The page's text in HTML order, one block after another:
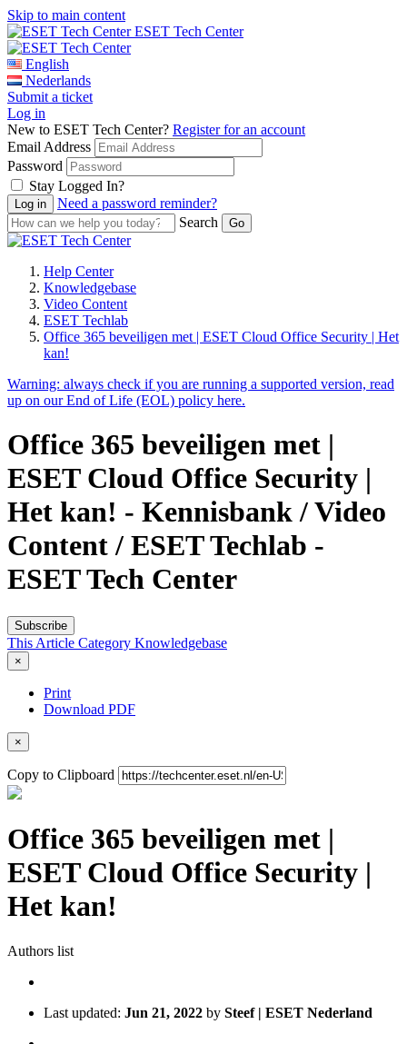
Skip to main content
ESET Tech Center
English
Nederlands
Submit a ticket
Log in
New to ESET Tech Center? Register for an account
Email Address
Password
Stay Logged In?
Need a password reminder?
Search
Help Center
Knowledgebase
Video Content
ESET Techlab
Office 365 beveiligen met | ESET Cloud Office Security | Het
kan!
Warning: always check if you are running a supported version, read
up on our End of Life (EOL) policy here.
Office 365 beveiligen met |
ESET Cloud Office Security |
Het kan! - Kennisbank / Video
Content / ESET Techlab -
ESET Tech Center
Subscribe
This Article Category Knowledgebase
×
Print
Download PDF
×
Copy to Clipboard
Office 365 beveiligen met |
ESET Cloud Office Security |
Het kan!
Authors list
Last updated: Jun 21, 2022 by Steef | ESET Nederland